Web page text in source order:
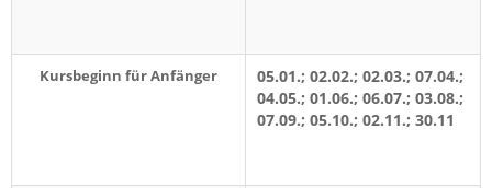
Kursbeginn für Anfänger
05.01.; 02.02.; 02.03.; 07.04.;
04.05.; 01.06.; 06.07.; 03.08.;
07.09.; 05.10.; 02.11.; 30.11